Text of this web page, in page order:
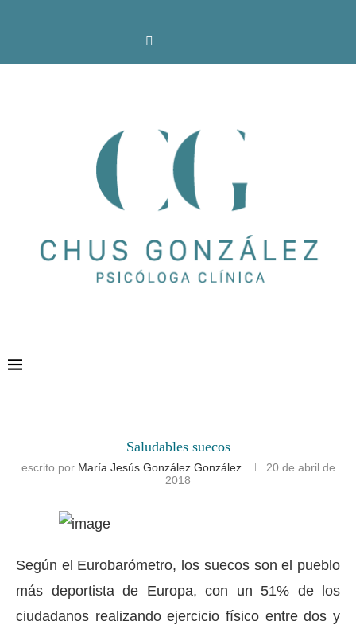
Saludables suecos
escrito por María Jesús González González
20 de abril de
2018
Según el Eurobarómetro, los suecos son el pueblo
más deportista de Europa, con un 51% de los
ciudadanos realizando ejercicio físico entre dos y